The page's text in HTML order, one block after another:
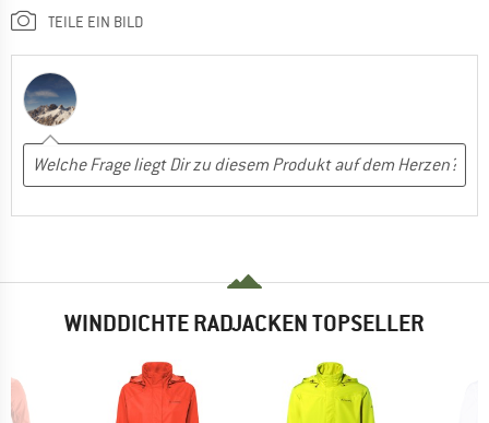
TEILE EIN BILD
WINDDICHTE RADJACKEN TOPSELLER